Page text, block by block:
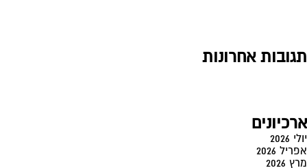
תגובות אחרונות
ארכיונים
יולי 2026
אפריל 2026
מרץ 2026